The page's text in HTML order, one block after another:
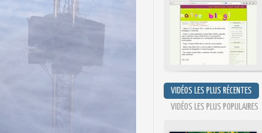
VIDÉOS LES PLUS RÉCENTES
VIDÉOS LES PLUS POPULAIRES